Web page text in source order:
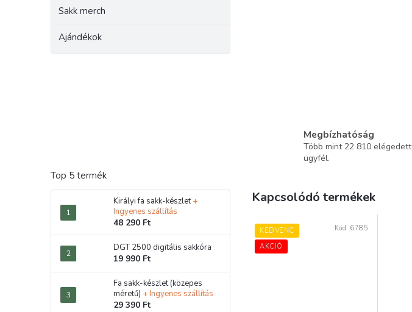
Sakk merch
Ajándékok
Top 5 termék
Királyi fa sakk-készlet+
Ingyenes szállítás
48 290 Ft
DGT 2500 digitális sakkóra
19 990 Ft
Fa sakk-készlet (közepes
méretű) + Ingyenes szállítás
29 390 Ft
Megbízhatóság
Több mint 22 810 elégedett
ügyfél.
Kapcsolódó termékek
KEDVENC
AKCIÓ
Kód: 6785